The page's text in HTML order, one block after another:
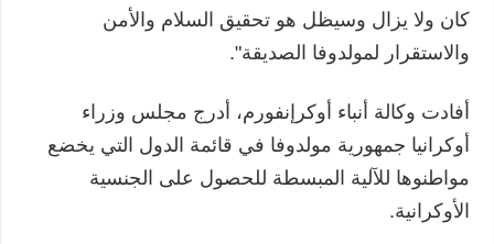
كان ولا يزال وسيظل هو تحقيق السلام والأمن
والاستقرار لمولدوفا الصديقة".
أفادت وكالة أنباء أوكرإنفورم، أدرج مجلس وزراء
أوكرانيا جمهورية مولدوفا في قائمة الدول التي يخضع
مواطنوها للآلية المبسطة للحصول على الجنسية
الأوكرانية.